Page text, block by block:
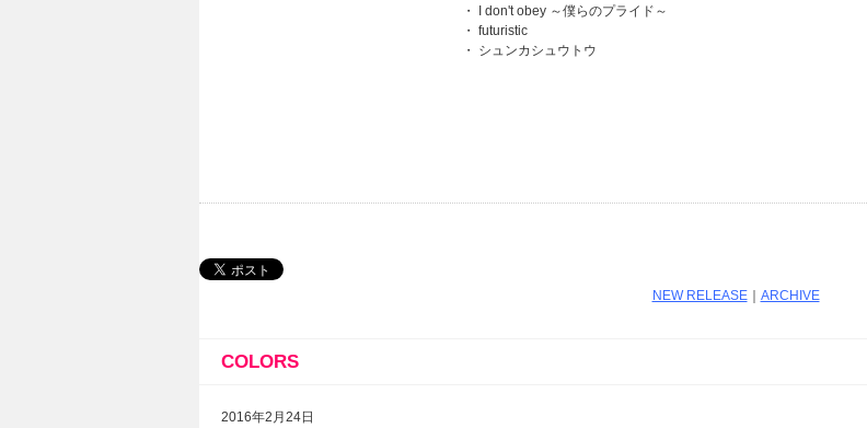
・ I don't obey ～僕らのプライド～
・ futuristic
・ シュンカシュウトウ
NEW RELEASE｜ ARCHIVE
COLORS
2016年2月24日